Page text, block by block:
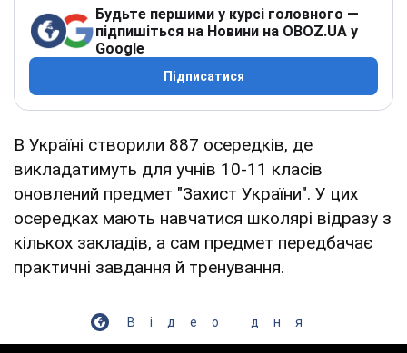
Будьте першими у курсі головного —
підпишіться на Новини на OBOZ.UA у
Google
Підписатися
В Україні створили 887 осередків, де
викладатимуть для учнів 10-11 класів
оновлений предмет "Захист України". У цих
осередках мають навчатися школярі відразу з
кількох закладів, а сам предмет передбачає
практичні завдання й тренування.
Відео дня